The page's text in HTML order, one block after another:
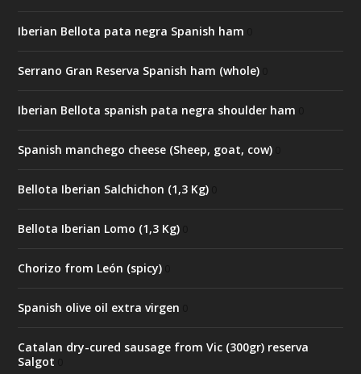
Iberian Bellota pata negra Spanish ham
Serrano Gran Reserva Spanish ham (whole)
Iberian Bellota spanish pata negra shoulder ham
Spanish manchego cheese (Sheep, goat, cow)
Bellota Iberian Salchichon (1,3 Kg)
Bellota Iberian Lomo (1,3 Kg)
Chorizo from León (spicy)
Spanish olive oil extra virgen
Catalan dry-cured sausage from Vic (300gr) reserva
Salgot